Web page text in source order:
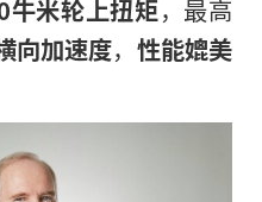
牛米轮上扭矩，最高
向加速度， 性能媲美